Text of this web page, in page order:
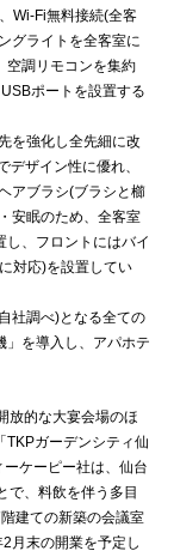
Wi-Fi無料接続(全客
グライトを全客室に
空調リモコンを集約
ポートを設置する
を強化し全先細に改
ザイン性に優れ、
アブラシ(ブラシと櫛
安眠のため、全客室
、フロントにはバイ
対応)を設置してい
社調べ)となる全ての
」を導入し、アパホテ
放的な大宴会場のほ
TKPガーデンシティ仙
ケーピー社は、仙台
で、料飲を伴う多目
建ての新築の会議室
月末の開業を予定し